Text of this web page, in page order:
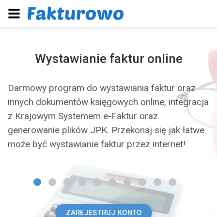
Krajowy System e-Faktur
Nasz program zapewnia pełną integrację z
Krajowym Systemem e-Faktur. Integracja z
systemem KSeF umożliwia wysyłanie
dokumentów sprzedażowych do systemu KSeF
oraz pobieranie dokumentów kosztowych z
ZAREJESTRUJ KONTO